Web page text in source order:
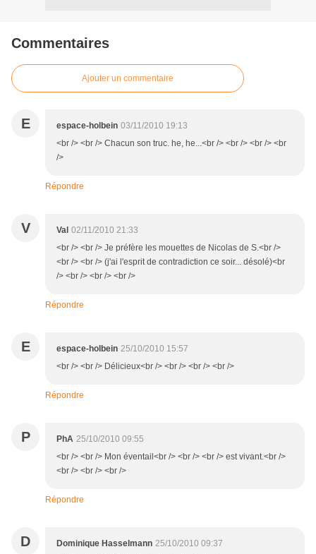
Commentaires
Ajouter un commentaire
E espace-holbein 03/11/2010 19:13
<br /> <br /> Chacun son truc. he, he...<br /> <br /> <br /> <br
/>
Répondre
V Val 02/11/2010 21:33
<br /> <br /> Je préfère les mouettes de Nicolas de S.<br />
<br /> <br /> (j'ai l'esprit de contradiction ce soir... désolé)<br
/> <br /> <br /> <br />
Répondre
E espace-holbein 25/10/2010 15:57
<br /> <br /> Délicieux<br /> <br /> <br /> <br />
Répondre
P PhA 25/10/2010 09:55
<br /> <br /> Mon éventail<br /> <br /> <br /> est vivant.<br />
<br /> <br /> <br />
Répondre
D Dominique Hasselmann 25/10/2010 09:37